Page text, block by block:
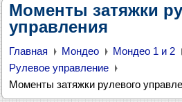
Моменты затяжки
управления
Главная Мондео Мондео 1 и 2
Рулевое управление
Моменты затяжки рулевого